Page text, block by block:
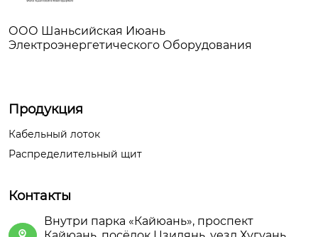
ООО Шаньсийская Июань
Электроэнергетического Оборудования
Продукция
Кабельный лоток
Распределительный щит
Контакты
Внутри парка «Кайюань», проспект